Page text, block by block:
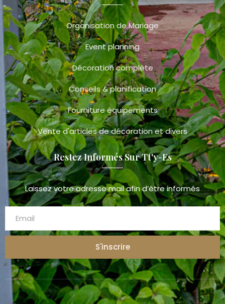
Organisation de Mariage
Event planning
Décoration complète
Conseils & planification
Fourniture équipements
Vente d'articles de décoration et divers
Restez Informés Sur Tt'y-Es
Laissez votre adresse mail afin d’être informés
S'inscrire